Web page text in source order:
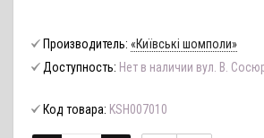
Производитель: «Київські шомполи»
Доступность: Нет в наличии вул. В.
Код товара: KSH007010